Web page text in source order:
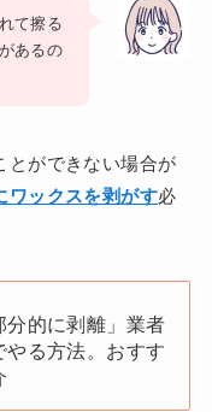
て擦る
あるの
とができない場合が
ワックスを剥がす必
分的に剥離」業者
やる方法。おすす